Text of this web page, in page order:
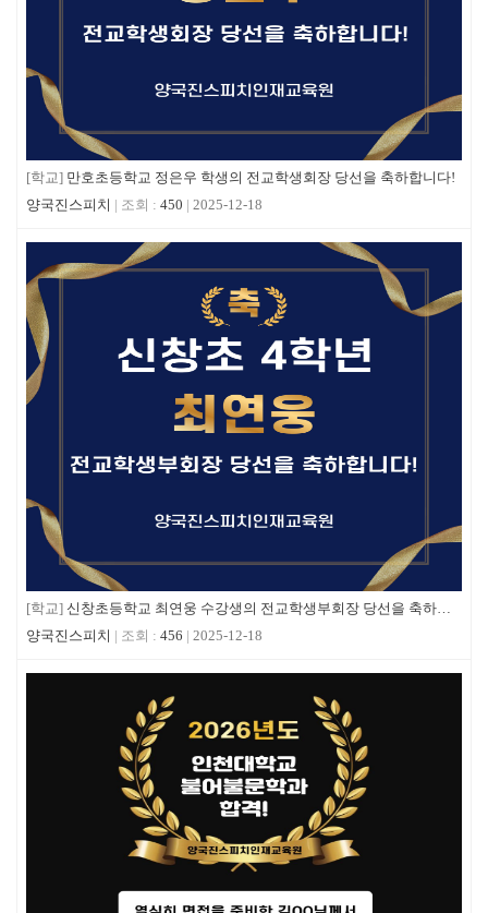
[학교] 만호초등학교 정은우 학생의 전교학생회장 당선을 축하합니다!
양국진스피치
450 2025-12-18
[학교] 신창초등학교 최연웅 수강생의 전교학생부회장 당선을 축하합니다!
양국진스피치
456 2025-12-18